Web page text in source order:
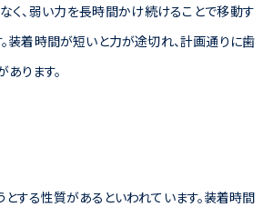
く、弱い力を長時間かけ続けることで移動す
装着時間が短いと力が途切れ、計画通りに歯
あります。
する性質があるといわれています。装着時間